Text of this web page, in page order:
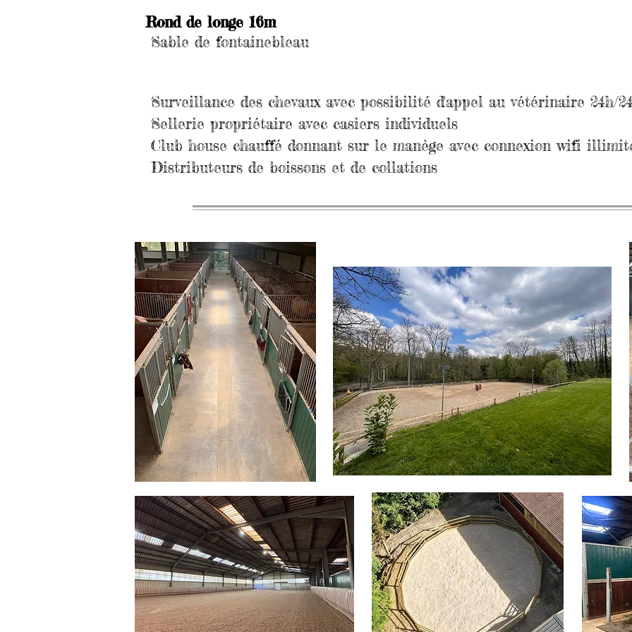
Rond de longe 16m
Sable de fontainebleau
Surveillance des chevaux avec possibilité d'appel au vétérinaire 24h/
Sellerie propriétaire avec casiers individuels
Club house chauffé donnant sur le manège avec connexion wifi
Distributeurs de boissons et de collations